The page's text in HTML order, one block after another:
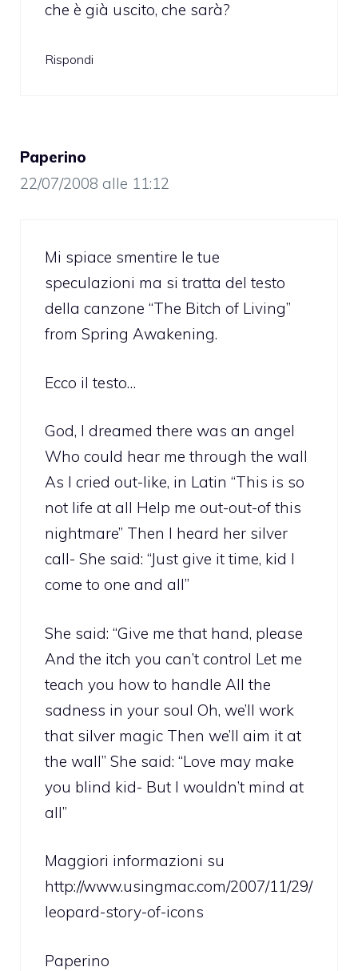
che è già uscito, che sarà?
Rispondi
Paperino
22/07/2008 alle 11:12
Mi spiace smentire le tue
speculazioni ma si tratta del testo
della canzone “The Bitch of Living”
from Spring Awakening.
Ecco il testo…
God, I dreamed there was an angel
Who could hear me through the wall
As I cried out-like, in Latin “This is so
not life at all Help me out-out-of this
nightmare” Then I heard her silver
call- She said: “Just give it time, kid I
come to one and all”
She said: “Give me that hand, please
And the itch you can’t control Let me
teach you how to handle All the
sadness in your soul Oh, we’ll work
that silver magic Then we’ll aim it at
the wall” She said: “Love may make
you blind kid- But I wouldn’t mind at
all”
Maggiori informazioni su
http://www.usingmac.com/2007/11/29/
leopard-story-of-icons
Paperino